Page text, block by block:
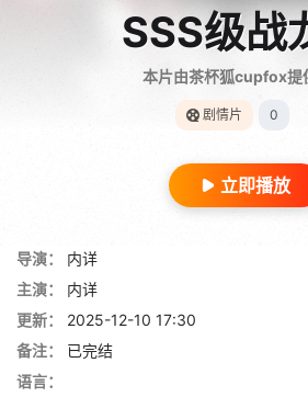
SSS级战
本片由茶杯狐cupfox提
剧情片 0
立即播放
导演：
内详
主演：
内详
更新：
2025-12-10 17:30
备注：
已完结
语言：